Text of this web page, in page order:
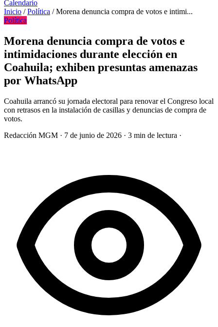
Calendario
Inicio / Política / Morena denuncia compra de votos e intimi...
Política
Morena denuncia compra de votos e
intimidaciones durante elección en
Coahuila; exhiben presuntas amenazas
por WhatsApp
Coahuila arrancó su jornada electoral para renovar el Congreso local
con retrasos en la instalación de casillas y denuncias de compra de
votos.
Redacción MGM · 7 de junio de 2026 · 3 min de lectura ·